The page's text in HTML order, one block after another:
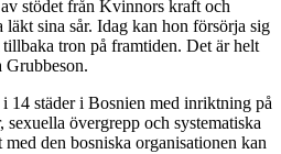
stödet från Kvinnors kraft och
läkt sina sår. Idag kan hon försörja sig
tron på framtiden. Det är helt
Grubbeson.
14 städer i Bosnien med inriktning på
övergrepp och systematiska
den bosniska organisationen kan